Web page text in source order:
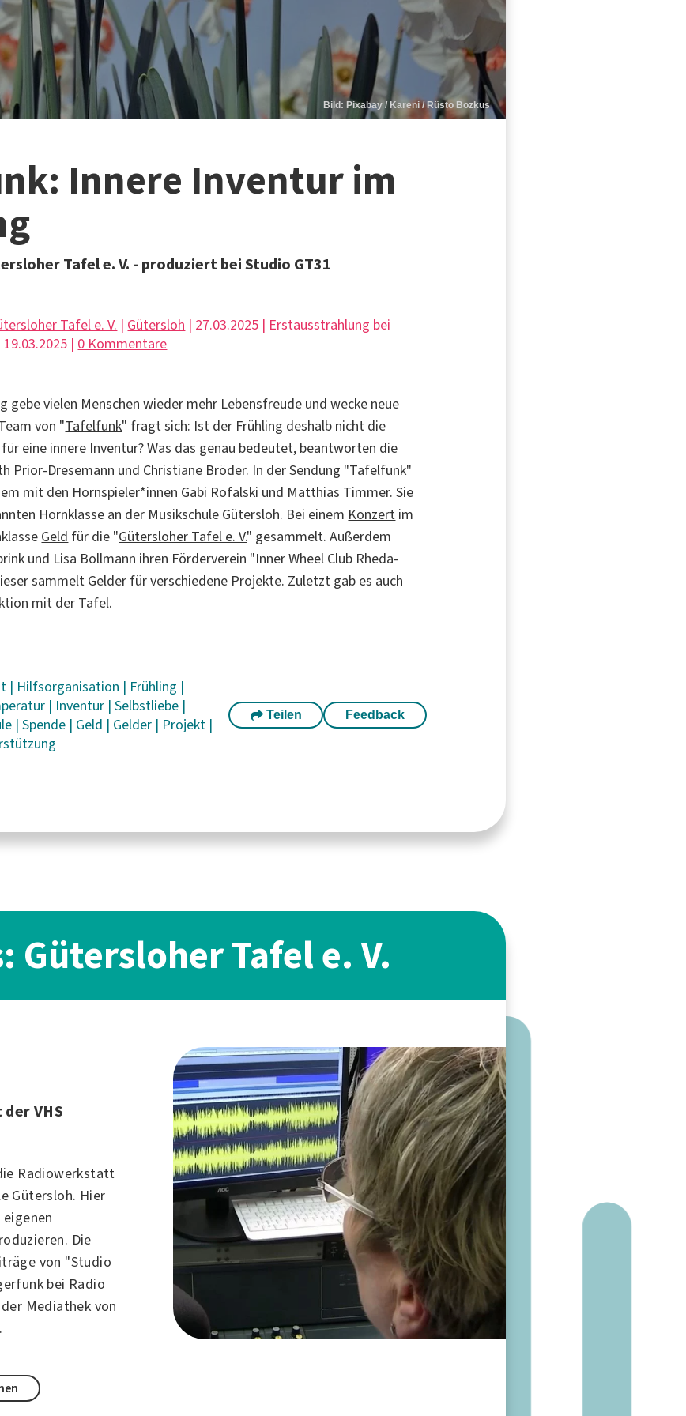
Bild: Pixabay / Kareni / Rüsto Bozkus
Innere Inventur im
Tafel e. V. - produziert bei Studio GT31
Tafel e. V. | Gütersloh | 27.03.2025 | Erstausstrahlung bei
| 0 Kommentare
gebe vielen Menschen wieder mehr Lebensfreude und wecke neue
von "Tafelfunk" fragt sich: Ist der Frühling deshalb nicht die
eine innere Inventur? Was das genau bedeutet, beantworten die
Prior-Dresemann und Christiane Bröder. In der Sendung "Tafelfunk"
mit den Hornspieler*innen Gabi Rofalski und Matthias Timmer. Sie
Hornklasse an der Musikschule Gütersloh. Bei einem Konzert im
Geld für die "Gütersloher Tafel e. V." gesammelt. Außerdem
und Lisa Bollmann ihren Förderverein "Inner Wheel Club Rheda-
sammelt Gelder für verschiedene Projekte. Zuletzt gab es auch
mit der Tafel.
| Hilfsorganisation | Frühling |
| Inventur |Selbstliebe |
|Spende | Geld | Gelder | Projekt |
Teilen Feedback
Gütersloher Tafel e. V.
VHS
Radiowerkstatt
Gütersloh. Hier
Die
von "Studio
bei Radio
Mediathek von